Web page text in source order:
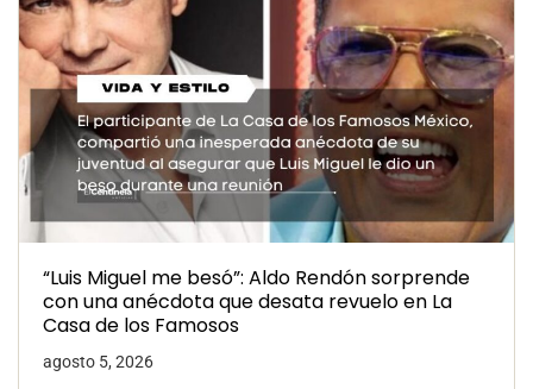
“Luis Miguel me besó”: Aldo Rendón sorprende
con una anécdota que desata revuelo en La
Casa de los Famosos
agosto 5, 2026